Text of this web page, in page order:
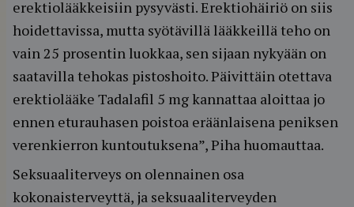
erektiolääkkeisiin pysyvästi. Erektiohäiriö on siis
hoidettavissa, mutta syötävillä lääkkeillä teho on
vain 25 prosentin luokkaa, sen sijaan nykyään on
saatavilla tehokas pistoshoito. Päivittäin otettava
erektiolääke Tadalafil 5 mg kannattaa aloittaa jo
ennen eturauhasen poistoa eräänlaisena peniksen
verenkierron kuntoutuksena”, Piha huomauttaa.
Seksuaaliterveys on olennainen osa
kokonaisterveyttä, ja seksuaaliterveyden